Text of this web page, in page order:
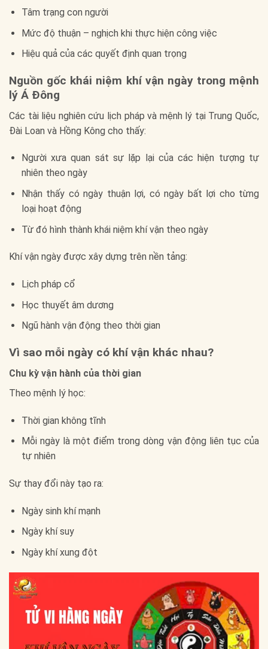
Tâm trạng con người
Mức độ thuận – nghịch khi thực hiện công việc
Hiệu quả của các quyết định quan trọng
Nguồn gốc khái niệm khí vận ngày trong mệnh
lý Á Đông
Các tài liệu nghiên cứu lịch pháp và mệnh lý tại Trung Quốc,
Đài Loan và Hồng Kông cho thấy:
Người xưa quan sát sự lặp lại của các hiện tượng tự
nhiên theo ngày
Nhận thấy có ngày thuận lợi, có ngày bất lợi cho từng
loại hoạt động
Từ đó hình thành khái niệm khí vận theo ngày
Khí vận ngày được xây dựng trên nền tảng:
Lịch pháp cổ
Học thuyết âm dương
Ngũ hành vận động theo thời gian
Vì sao mỗi ngày có khí vận khác nhau?
Chu kỳ vận hành của thời gian
Theo mệnh lý học:
Thời gian không tĩnh
Mỗi ngày là một điểm trong dòng vận động liên tục của
tự nhiên
Sự thay đổi này tạo ra:
Ngày sinh khí mạnh
Ngày khí suy
Ngày khí xung đột